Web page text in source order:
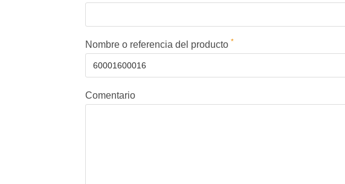
Nombre o referencia del producto *
Comentario